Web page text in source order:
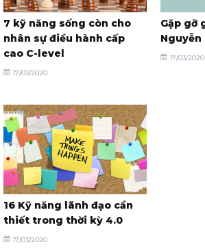
7 kỹ năng sống còn cho
nhân sự điều hành cấp
cao C-level
17/03/2020
Gặp gỡ
Nguyễn
17/03/2020
16 Kỹ năng lãnh đạo cần
thiết trong thời kỳ 4.0
17/03/2020